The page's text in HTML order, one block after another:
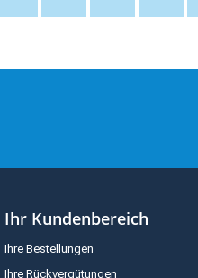
Ihr Kundenbereich
Ihre Bestellungen
Ihre Rückvergütungen